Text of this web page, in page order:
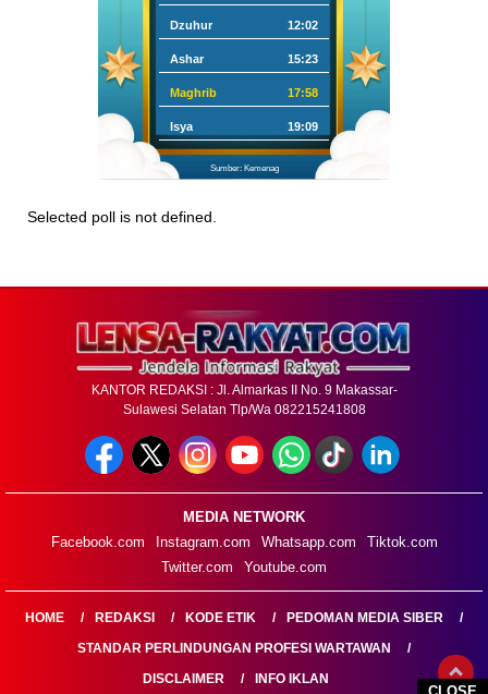
Dzuhur 12:02
Ashar 15:23
Maghrib 17:58
Isya 19:09
Sumber: Kemenag
Selected poll is not defined.
KANTOR REDAKSI : Jl. Almarkas II No. 9 Makassar-
Sulawesi Selatan Tlp/Wa 082215241808
MEDIA NETWORK
Facebook.com
Instagram.com Whatsapp.com
Tiktok.com
Twitter.com
Youtube.com
HOME REDAKSI KODE ETIK
PEDOMAN MEDIA SIBER
STANDAR PERLINDUNGAN PROFESI WARTAWAN
DISCLAIMER
INFO IKLAN